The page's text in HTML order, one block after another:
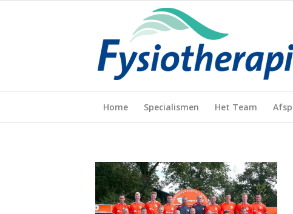
Home Specialismen Het Team